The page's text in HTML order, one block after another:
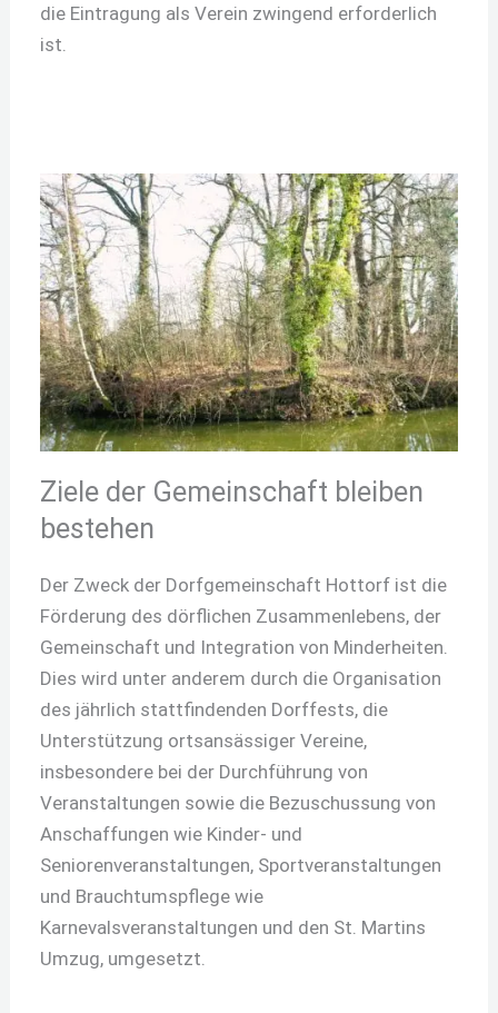
die Eintragung als Verein zwingend erforderlich
ist.
Ziele der Gemeinschaft bleiben
bestehen
Der Zweck der Dorfgemeinschaft Hottorf ist die
Förderung des dörflichen Zusammenlebens, der
Gemeinschaft und Integration von Minderheiten.
Dies wird unter anderem durch die Organisation
des jährlich stattfindenden Dorffests, die
Unterstützung ortsansässiger Vereine,
insbesondere bei der Durchführung von
Veranstaltungen sowie die Bezuschussung von
Anschaffungen wie Kinder- und
Seniorenveranstaltungen, Sportveranstaltungen
und Brauchtumspflege wie
Karnevalsveranstaltungen und den St. Martins
Umzug, umgesetzt.